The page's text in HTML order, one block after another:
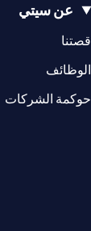
عن سيتي
قصتنا
(opens in a new tab)
الوظائف
(opens in a new tab)
حوكمة الشركات
(opens in a new tab)